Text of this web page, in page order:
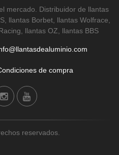
mercado. Distribuidor de llantas
llantas Borbet, llantas Wolfrace,
llantas OZ, llantas BBS
de compra
reservados.